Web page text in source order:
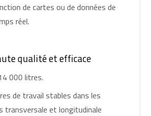
de cartes ou de données de
réel.
qualité et efficace
000 litres.
de travail stables dans les
transversale et longitudinale